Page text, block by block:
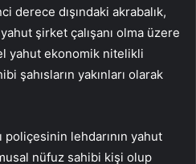
dışındaki akrabalık,
şirket çalışanı olma üzere
yahut ekonomik nitelikli
şahısların yakınları olarak
lehdarının yahut
nüfuz sahibi kişi olup